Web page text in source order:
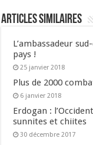
Articles similaires
L’ambassadeur
pays !
25 janvier 2018
Plus de 2000
6 janvier 2018
Erdogan :
sunnites et chiites
30 décembre 2017